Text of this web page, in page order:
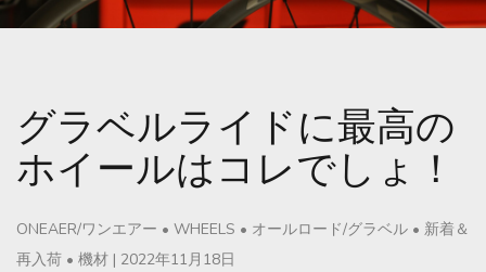
グラベルライドに最高の
ホイールはコレでしょ！
ONEAER/ワンエアー • WHEELS • オールロード/グラベル • 新着＆
再入荷 • 機材 | 2022年11月18日